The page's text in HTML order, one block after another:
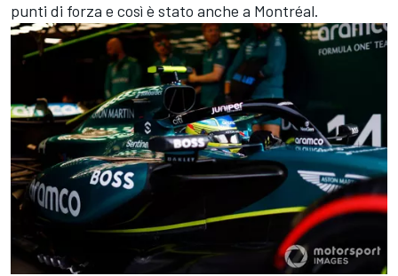
punti di forza e così è stato anche a Montréal.